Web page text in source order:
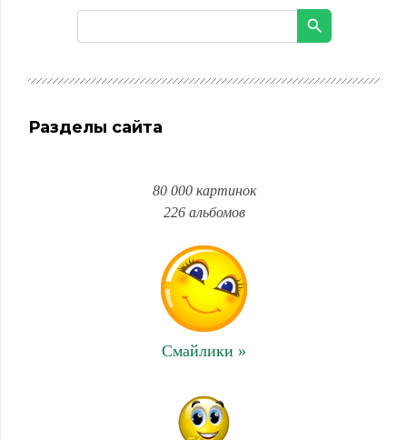
Разделы сайта
80 000 картинок
226 альбомов
Смайлики »